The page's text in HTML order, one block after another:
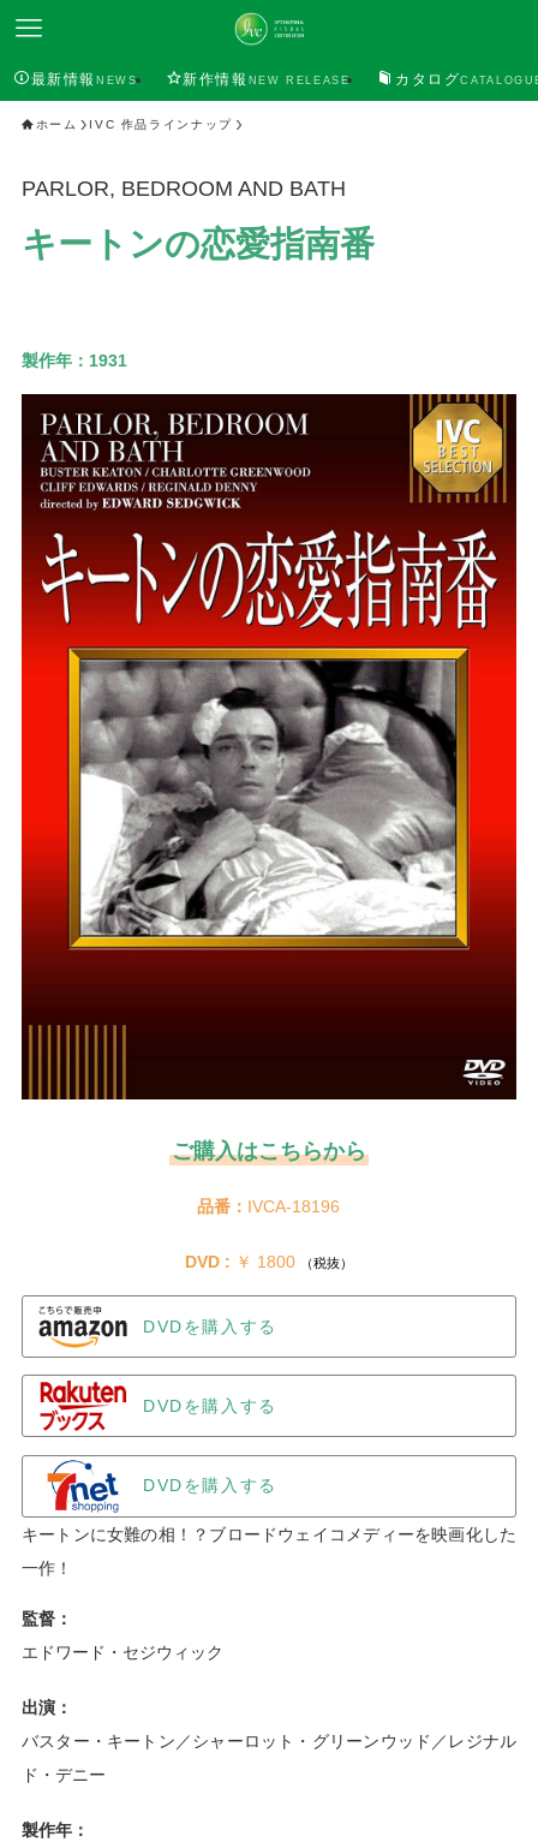
最新情報NEWS 新作情報 NEW RELEASE カタログ
ホーム IVC 作品ラインナップ
PARLOR, BEDROOM AND BATH
キートンの恋愛指南番
製作年： 1931
ご購入はこちらから
品番： IVCA-18196
DVD : ￥ 1800 （税抜）
DVDを購入する
DVDを購入する
DVDを購入する
キートンに女難の相！？ブロードウェイコメディーを映画化した
一作！
監督：
エドワード・セジウィック
出演：
バスター・キートン／シャーロット・グリーンウッド／レジナル
ド・デニー
製作年：